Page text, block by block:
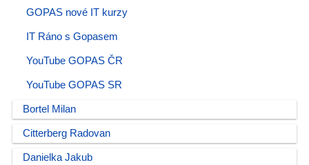
GOPAS nové IT kurzy
IT Ráno s Gopasem
YouTube GOPAS ČR
YouTube GOPAS SR
Bortel Milan
Citterberg Radovan
Danielka Jakub